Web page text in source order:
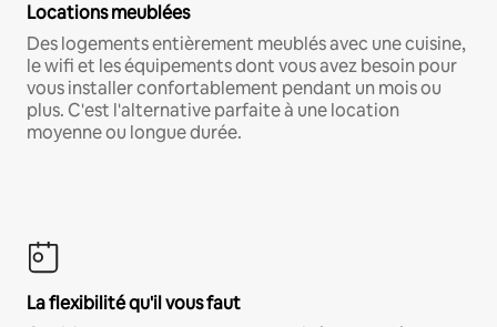
Locations meublées
Des logements entièrement meublés avec une cuisine,
le wifi et les équipements dont vous avez besoin pour
vous installer confortablement pendant un mois ou
plus. C'est l'alternative parfaite à une location
moyenne ou longue durée.
La flexibilité qu'il vous faut